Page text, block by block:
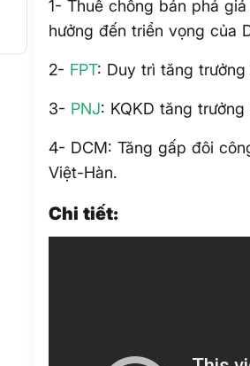
1- Thuế chống bán phá
hưởng đến triển vọng của
2- FPT: Duy trì tăng
3- PNJ: KQKD tăng
4- DCM: Tăng gấp đôi
Việt-Hàn.
Chi tiết: